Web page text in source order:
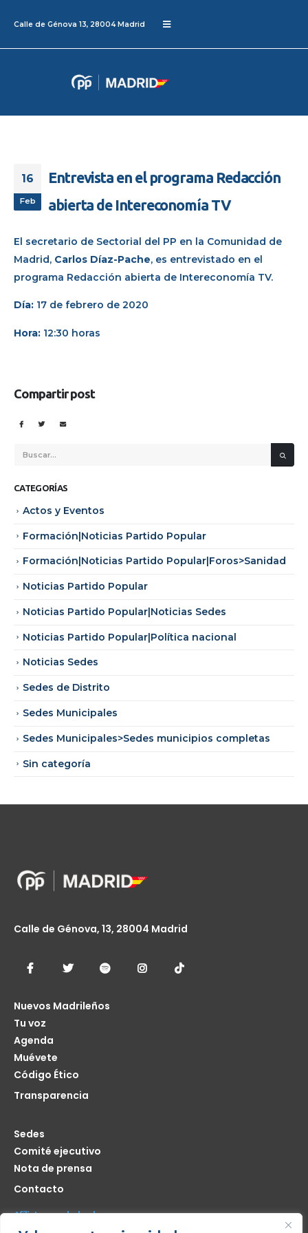
Calle de Génova 13, 28004 Madrid
16
Feb
Entrevista en el programa Redacción
abierta de Intereconomía TV
El secretario de Sectorial del PP en la Comunidad de
Madrid, Carlos Díaz-Pache, es entrevistado en el
programa Redacción abierta de Intereconomía TV.
Día: 17 de febrero de 2020
Hora: 12:30 horas
Compartir post
CATEGORÍAS
Actos y Eventos
Formación|Noticias Partido Popular
Formación|Noticias Partido Popular|Foros>Sanidad
Noticias Partido Popular
Noticias Partido Popular|Noticias Sedes
Noticias Partido Popular|Política nacional
Noticias Sedes
Sedes de Distrito
Sedes Municipales
Sedes Municipales>Sedes municipios completas
Sin categoría
Calle de Génova, 13, 28004 Madrid
Nuevos Madrileños
Tu voz
Agenda
Muévete
Código Ético
Transparencia
Sedes
Comité ejecutivo
Nota de prensa
Contacto
Afíliate seas de donde seas